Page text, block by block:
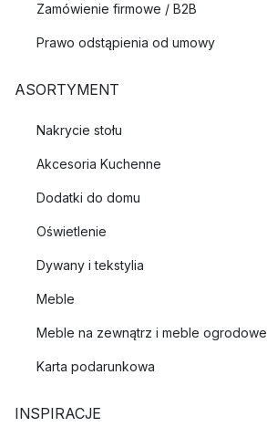
Zamówienie firmowe / B2B
Prawo odstąpienia od umowy
ASORTYMENT
Nakrycie stołu
Akcesoria Kuchenne
Dodatki do domu
Oświetlenie
Dywany i tekstylia
Meble
Meble na zewnątrz i meble ogrodowe
Karta podarunkowa
INSPIRACJE